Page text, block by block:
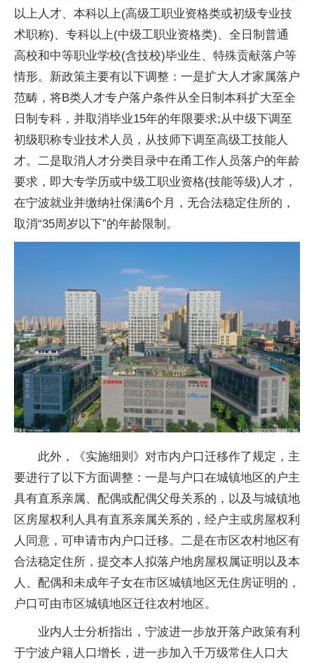
以上人才、本科以上(高级工职业资格类或初级专业技
术职称)、专科以上(中级工职业资格类)、全日制普通
高校和中等职业学校(含技校)毕业生、特殊贡献落户等
情形。新政策主要有以下调整：一是扩大人才家属落户
范畴，将B类人才专户落户条件从全日制本科扩大至全
日制专科，并取消毕业15年的年限要求;从中级下调至
初级职称专业技术人员，从技师下调至高级工技能人
才。二是取消人才分类目录中在甬工作人员落户的年龄
要求，即大专学历或中级工职业资格(技能等级)人才，
在宁波就业并缴纳社保满6个月，无合法稳定住所的，
取消“35周岁以下”的年龄限制。
此外，《实施细则》对市内户口迁移作了规定，主
要进行了以下方面调整：一是与户口在城镇地区的户主
具有直系亲属、配偶或配偶父母关系的，以及与城镇地
区房屋权利人具有直系亲属关系的，经户主或房屋权利
人同意，可申请市内户口迁移。二是在市区农村地区有
合法稳定住所，提交本人拟落户地房屋权属证明以及本
人、配偶和未成年子女在市区城镇地区无住房证明的，
户口可由市区城镇地区迁往农村地区。
业内人士分析指出，宁波进一步放开落户政策有利
于宁波户籍人口增长，进一步加入千万级常住人口大